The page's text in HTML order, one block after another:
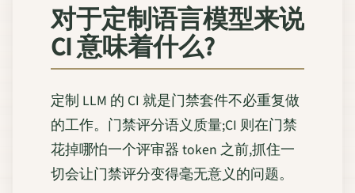
对于定制语言模型来说
CI 意味着什么?
定制 LLM 的 CI 就是门禁套件不必重复做
的工作。门禁评分语义质量;CI 则在门禁
花掉哪怕一个评审器 token 之前,抓住一
切会让门禁评分变得毫无意义的问题。